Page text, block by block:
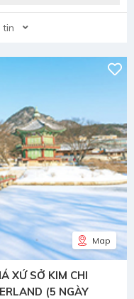
tin
Map
XỨ SỞ KIM CHI
(5 NGÀY